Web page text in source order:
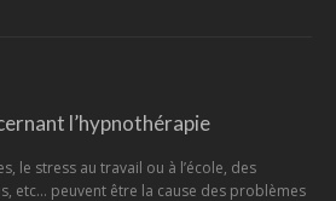
l’hypnothérapie
le stress au travail ou à l’école, des
etc… peuvent être la cause des problèmes